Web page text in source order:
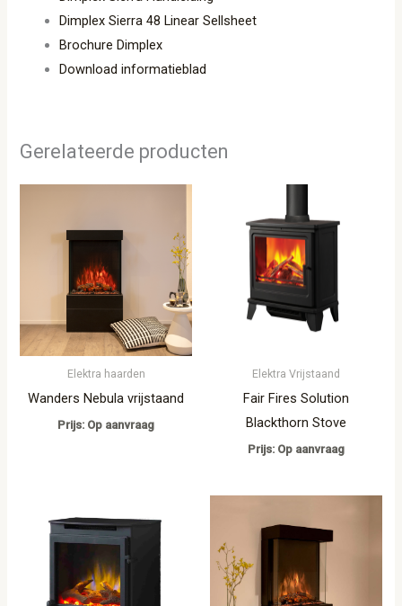
Dimplex Sierra 48 Linear Sellsheet
Brochure Dimplex
Download informatieblad
Gerelateerde producten
Elektra haarden
Wanders Nebula vrijstaand
Prijs: Op aanvraag
Elektra Vrijstaand
Fair Fires Solution
Blackthorn Stove
Prijs: Op aanvraag